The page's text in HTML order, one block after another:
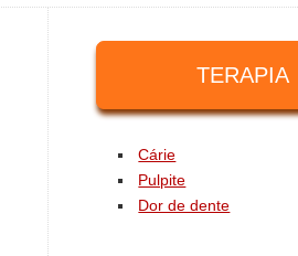
TERAPIA
Cárie
Pulpite
Dor de dente